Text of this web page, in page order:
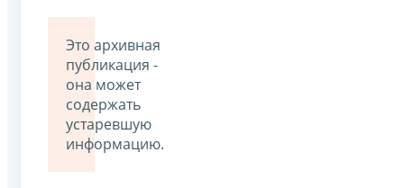
Это архивная
публикация -
она может
содержать
устаревшую
информацию.